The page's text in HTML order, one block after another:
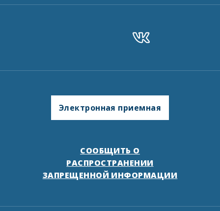
СООБЩИТЬ О
РАСПРОСТРАНЕНИИ
ЗАПРЕЩЕННОЙ ИНФОРМАЦИИ
Электронная приемная